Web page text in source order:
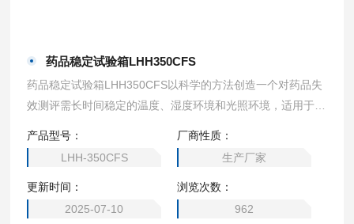
药品稳定试验箱LHH350CFS
药品稳定试验箱LHH350CFS以科学的方法创造一个对药品失
效测评需长时间稳定的温度、湿度环境和光照环境，适用于制
括生命科学的潜心研究。
产品型号：
LHH-350CFS
厂商性质：
生产厂家
更新时间：
2025-07-10
浏览次数：
962